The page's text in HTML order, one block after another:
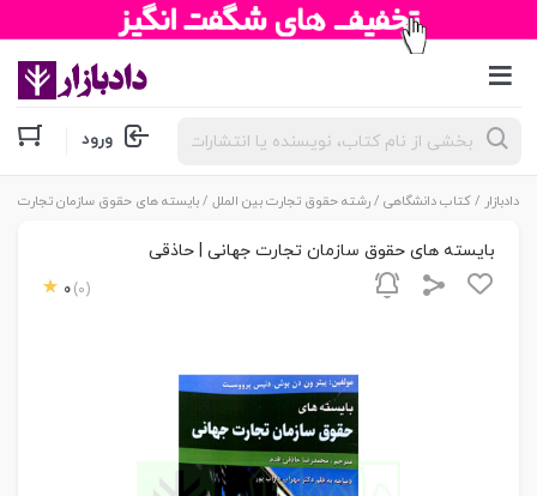
جستجوی
محصولات ورود
دادبازار /کتاب دانشگاهی /رشته حقوق تجارت بین الملل / بایسته های حقوق سازمان تجارت
بایسته های حقوق سازمان تجارت جهانی | حاذقی
0 (0)